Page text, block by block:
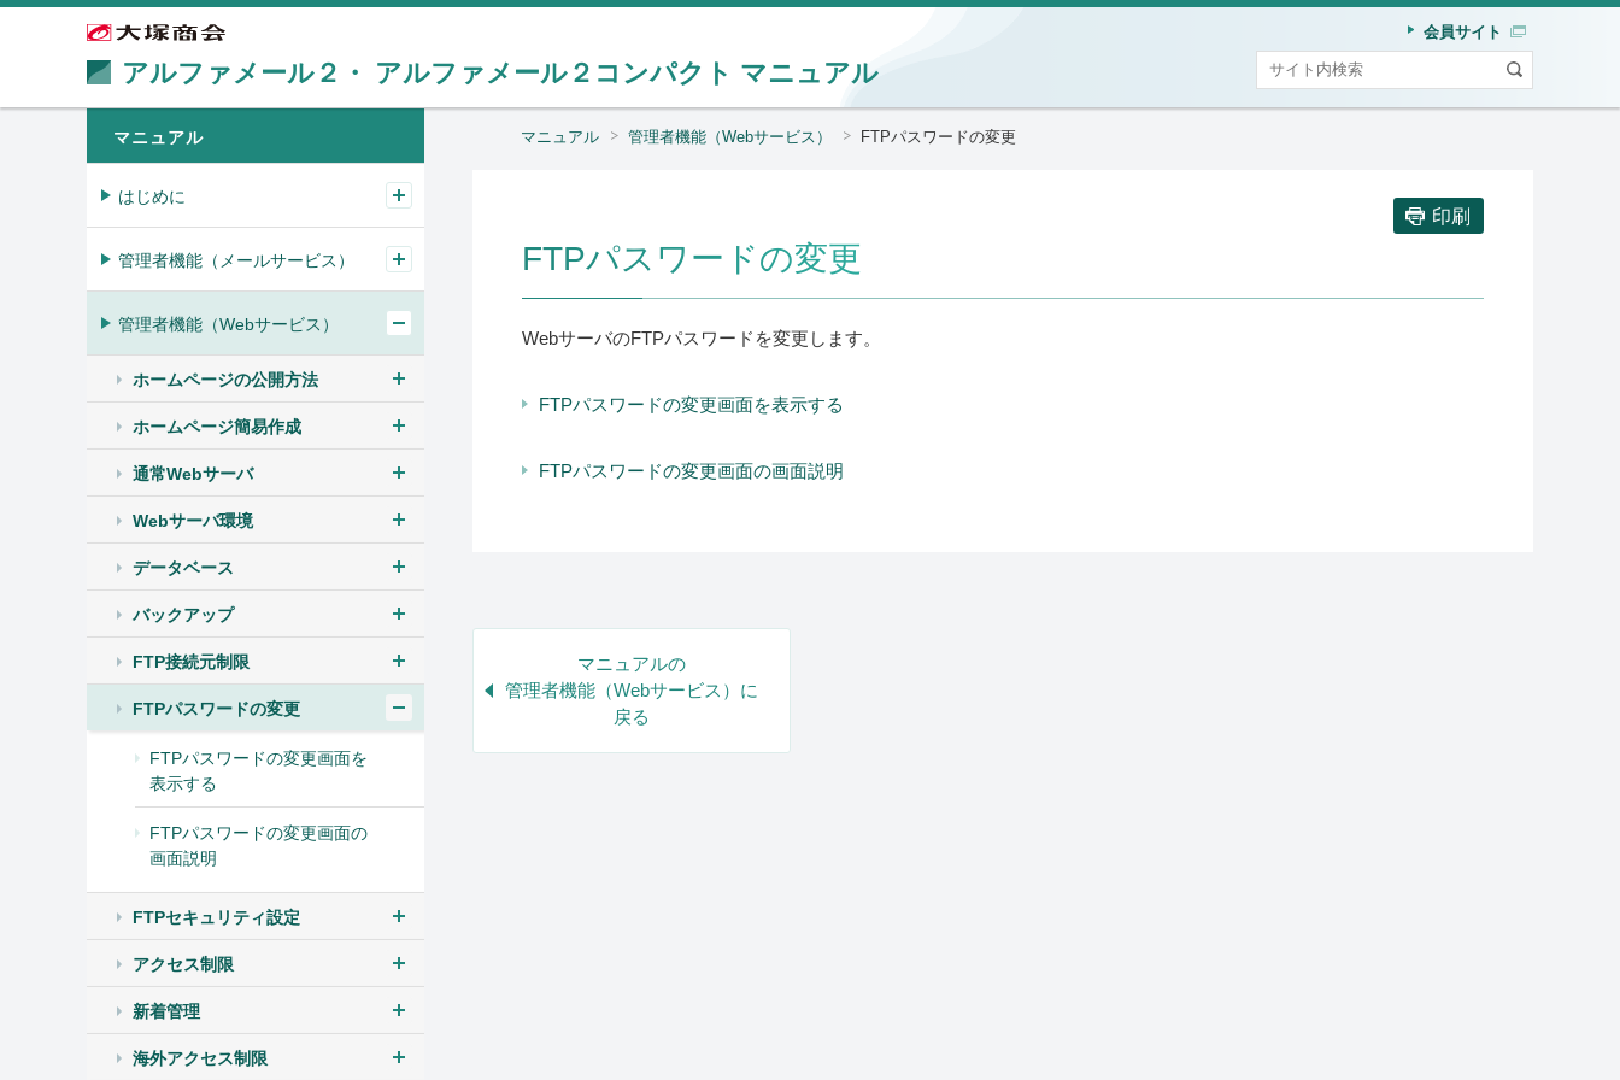
アルファメール２・ アルファメール２コンパクト マニュアル
会員サイト
マニュアル 管理者機能（Webサービス） FTPパスワードの変更
印刷
FTPパスワードの変更
WebサーバのFTPパスワードを変更します。
FTPパスワードの変更画面を表示する
FTPパスワードの変更画面の画面説明
マニュアルの
管理者機能（Webサービス）に
戻る
マニュアル
はじめに
管理者機能（メールサービス）
管理者機能（Webサービス）
ホームページの公開方法
ホームページ簡易作成
通常Webサーバ
Webサーバ環境
データベース
バックアップ
FTP接続元制限
FTPパスワードの変更
FTPパスワードの変更画面を
表示する
FTPパスワードの変更画面の
画面説明
FTPセキュリティ設定
アクセス制限
新着管理
海外アクセス制限